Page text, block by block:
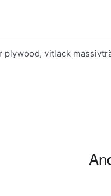
plywood, vitlack